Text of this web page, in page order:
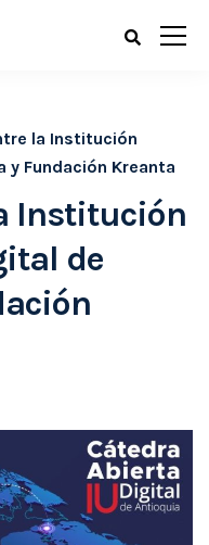
la Institución
y Fundación Kreanta
Institución
de